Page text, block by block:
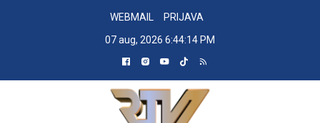
WEBMAIL
PRIJAVA
07 aug, 2026 6:44:16 PM